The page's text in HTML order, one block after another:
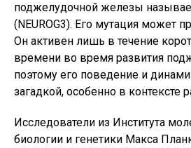
поджелудочной железы
(NEUROG3). Его мутация может
Он активен лишь в течение
времени во время развития
поэтому его поведение и
загадкой, особенно в контексте
Исследователи из Института
биологии и генетики Макса